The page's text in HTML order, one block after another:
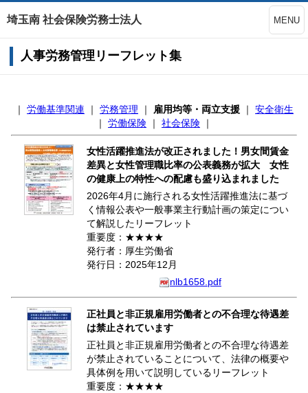
埼玉南 社会保険労務士法人 MENU
人事労務管理リーフレット集
｜ 労働基準関連 ｜ 労務管理 ｜ 雇用均等・両立支援 ｜ 安全衛生
｜ 労働保険 ｜ 社会保険 ｜
女性活躍推進法が改正されました！男女間賃金
差異と女性管理職比率の公表義務が拡大 女性
の健康上の特性への配慮も盛り込まれました
2026年4月に施行される女性活躍推進法に基づ
く情報公表や一般事業主行動計画の策定につい
て解説したリーフレット
重要度：★★★★
発行者：厚生労働省
発行日：2025年12月
nlb1658.pdf
正社員と非正規雇用労働者との不合理な待遇差
は禁止されています
正社員と非正規雇用労働者との不合理な待遇差
が禁止されていることについて、法律の概要や
具体例を用いて説明しているリーフレット
重要度：★★★★